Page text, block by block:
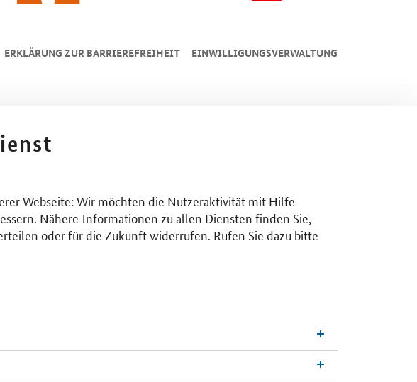
ERKLÄRUNG ZUR BARRIEREFREIHEIT EINWILLIGUNGSVERWALTUNG
Webseite: Wir möchten die Nutzeraktivität mit Hilfe
Nähere Informationen zu allen Diensten finden Sie,
oder für die Zukunft widerrufen. Rufen Sie dazu bitte